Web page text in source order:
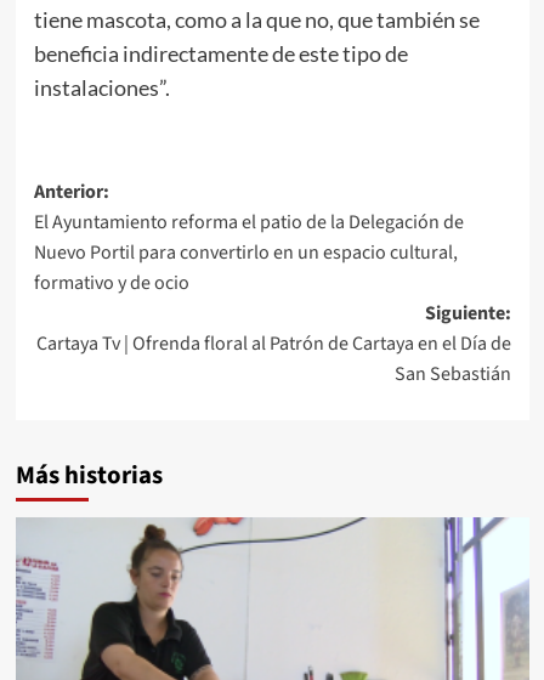
tiene mascota, como a la que no, que también se
beneficia indirectamente de este tipo de
instalaciones”.
Anterior:
El Ayuntamiento reforma el patio de la Delegación de
Nuevo Portil para convertirlo en un espacio cultural,
formativo y de ocio
Siguiente:
Cartaya Tv | Ofrenda floral al Patrón de Cartaya en el Día de
San Sebastián
Más historias